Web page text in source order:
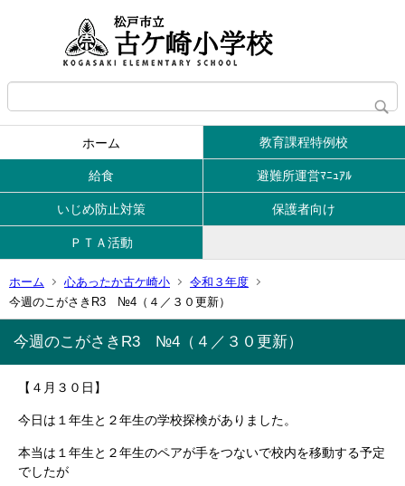
ホーム 教育課程特例校
給食 避難所運営ﾏﾆｭｱﾙ
いじめ防止対策 保護者向け
ＰＴＡ活動
ホーム 心あったか古ケ崎小
令和３年度
今週のこがさきR3 №4（４／３０更新）
今週のこがさきR3 №4（４／３０更新）
【４月３０日】
今日は１年生と２年生の学校探検がありました。
本当は１年生と２年生のペアが手をつないで校内を移動する予定
でしたが